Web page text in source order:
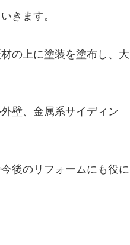
きます。
の上に塗装を塗布し、大
壁、金属系サイディン
後のリフォームにも役に